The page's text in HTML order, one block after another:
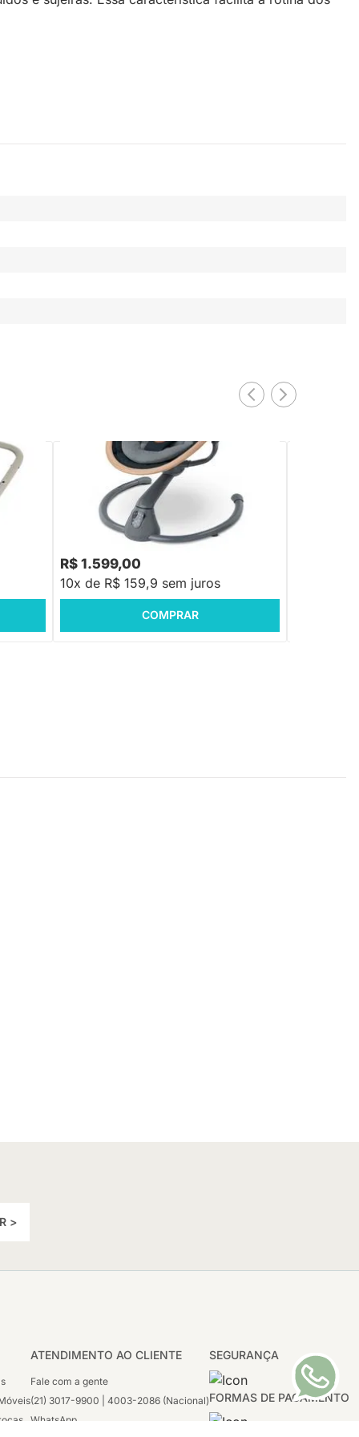
-
PRONTA ENTREGA
Swing Cassia Beyond Graphite Maxi-Cosi
- 0 a 9kg
R$ 1.599,00
10x de R$ 159,9 sem juros
COMPRAR
>
SEGURANÇA
FORMAS DE PAGAMENTO
ATENDIMENTO AO CLIENTE
Fale com a gente
(21) 3017-9900 | 4003-2086 (Nacional)
WhatsApp